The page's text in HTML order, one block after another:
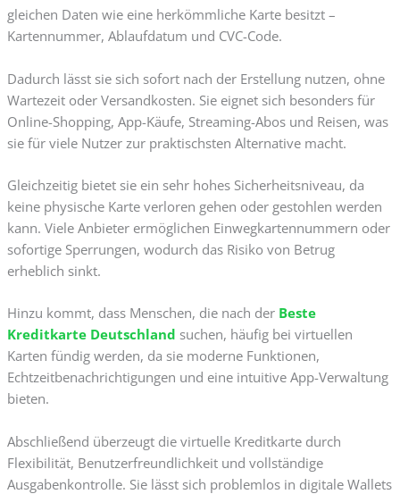
gleichen Daten wie eine herkömmliche Karte besitzt –
Kartennummer, Ablaufdatum und CVC-Code.
Dadurch lässt sie sich sofort nach der Erstellung nutzen, ohne
Wartezeit oder Versandkosten. Sie eignet sich besonders für
Online-Shopping, App-Käufe, Streaming-Abos und Reisen, was
sie für viele Nutzer zur praktischsten Alternative macht.
Gleichzeitig bietet sie ein sehr hohes Sicherheitsniveau, da
keine physische Karte verloren gehen oder gestohlen werden
kann. Viele Anbieter ermöglichen Einwegkartennummern oder
sofortige Sperrungen, wodurch das Risiko von Betrug
erheblich sinkt.
Hinzu kommt, dass Menschen, die nach der Beste
Kreditkarte Deutschland suchen, häufig bei virtuellen
Karten fündig werden, da sie moderne Funktionen,
Echtzeitbenachrichtigungen und eine intuitive App-Verwaltung
bieten.
Abschließend überzeugt die virtuelle Kreditkarte durch
Flexibilität, Benutzerfreundlichkeit und vollständige
Ausgabenkontrolle. Sie lässt sich problemlos in digitale Wallets